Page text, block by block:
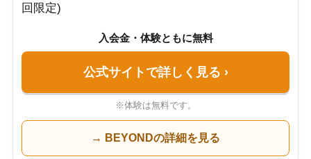
回限定)
入会金・体験ともに無料
公式サイトで詳しく見る ›
※体験は無料です。
→ BEYONDの詳細を見る